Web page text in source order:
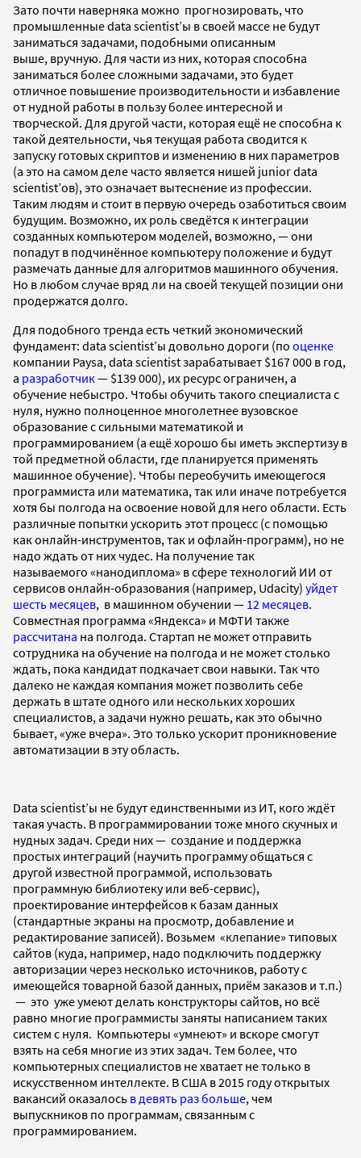
Зато почти наверняка можно прогнозировать, что
промышленные data scientist’ы в своей массе не будут
заниматься задачами, подобными описанным
выше, вручную. Для части из них, которая способна
заниматься более сложными задачами, это будет
отличное повышение производительности и избавление
от нудной работы в пользу более интересной и
творческой. Для другой части, которая ещё не способна к
такой деятельности, чья текущая работа сводится к
запуску готовых скриптов и изменению в них параметров
(а это на самом деле часто является нишей junior data
scientist’ов), это означает вытеснение из профессии.
Таким людям и стоит в первую очередь озаботиться своим
будущим. Возможно, их роль сведётся к интеграции
созданных компьютером моделей, возможно, —они
попадут в подчинённое компьютеру положение и будут
размечать данные для алгоритмов машинного обучения.
Но в любом случае вряд ли на своей текущей позиции они
продержатся долго.
Для подобного тренда есть четкий экономический
фундамент: data scientist’ы довольно дороги (по оценке
компании Paysa, data scientist зарабатывает $167 000 в год,
а разработчик— $139 000), их ресурс ограничен, а
обучение небыстро. Чтобы обучить такого специалиста с
нуля, нужно полноценное многолетнее вузовское
образование с сильными математикой и
программированием (а ещё хорошо бы иметь экспертизу в
той предметной области, где планируется применять
машинное обучение). Чтобы переобучить имеющегося
программиста или математика, так или иначе потребуется
хотя бы полгода на освоение новой для него области. Есть
различные попытки ускорить этот процесс (с помощью
как онлайн-инструментов, так и офлайн-программ), но не
надо ждать от них чудес. На получение так
называемого «нанодиплома» в сфере технологий ИИ от
сервисов онлайн-образования (например, Udacity) уйдет
шесть месяцев, в машинном обучении — 12 месяцев.
Совместная программа «Яндекса» и МФТИ также
рассчитана на полгода. Стартап не может отправить
сотрудника на обучение на полгода и не может столько
ждать, пока кандидат подкачает свои навыки. Так что
далеко не каждая компания может позволить себе
держать в штате одного или нескольких хороших
специалистов, а задачи нужно решать, как это обычно
бывает, «уже вчера». Это только ускорит проникновение
автоматизации в эту область.
Data scientist’ы не будут единственными из ИТ, кого ждёт
такая участь. В программировании тоже много скучных и
нудных задач. Среди них— создание и поддержка
простых интеграций (научить программу общаться с
другой известной программой, использовать
программную библиотеку или веб-сервис),
проектирование интерфейсов к базам данных
(стандартные экраны на просмотр, добавление и
редактирование записей). Возьмем «клепание» типовых
сайтов (куда, например, надо подключить поддержку
авторизации через несколько источников, работу с
имеющейся товарной базой данных, приём заказов и т.п.)
— это уже умеют делать конструкторы сайтов, но всё
равно многие программисты заняты написанием таких
систем с нуля. Компьютеры «умнеют» и вскоре смогут
взять на себя многие из этих задач. Тем более, что
компьютерных специалистов не хватает не только в
искусственном интеллекте. В США в 2015 году открытых
вакансий оказалось в девять раз больше, чем
выпускников по программам, связанным с
программированием.